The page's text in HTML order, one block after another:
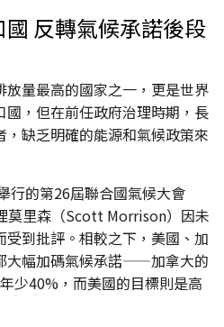
反轉氣候承諾後段
量最高的國家之一，更是世界
，但在前任政府治理時期，長
缺乏明確的能源和氣候政策來
行的第26屆聯合國氣候大會
莫里森（Scott Morrison）因未
到批評。相較之下，美國、加
大幅加碼氣候承諾——加拿大的
少40%，而美國的目標則是高